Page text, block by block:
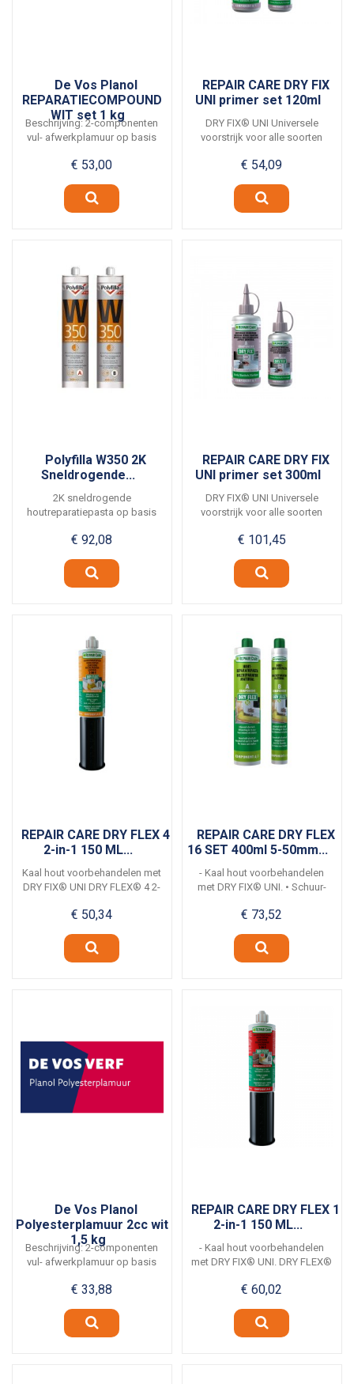
De Vos Planol
REPARATIECOMPOUND
WIT set 1 kg
Beschrijving: 2-componenten
vul- afwerkplamuur op basis
€ 53,00
REPAIR CARE DRY FIX
UNI primer set 120ml
DRY FIX® UNI Universele
voorstrijk voor alle soorten
€ 54,09
Polyfilla W350 2K
Sneldrogende...
2K sneldrogende
houtreparatiepasta op basis
€ 92,08
REPAIR CARE DRY FIX
UNI primer set 300ml
DRY FIX® UNI Universele
voorstrijk voor alle soorten
€ 101,45
REPAIR CARE DRY FLEX 4
2-in-1 150 ML...
Kaal hout voorbehandelen met
DRY FIX® UNI DRY FLEX® 4 2-
€ 50,34
REPAIR CARE DRY FLEX
16 SET 400ml 5-50mm...
- Kaal hout voorbehandelen
met DRY FIX® UNI. • Schuur-
€ 73,52
De Vos Planol
Polyesterplamuur 2cc wit
1,5 kg
Beschrijving: 2-componenten
vul- afwerkplamuur op basis
€ 33,88
REPAIR CARE DRY FLEX 1
2-in-1 150 ML...
- Kaal hout voorbehandelen
met DRY FIX® UNI. DRY FLEX®
€ 60,02